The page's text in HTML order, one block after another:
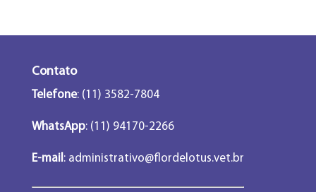
Contato
Telefone: (11) 3582-7804
WhatsApp: (11) 94170-2266
E-mail :administrativo@flordelotus.vet.br